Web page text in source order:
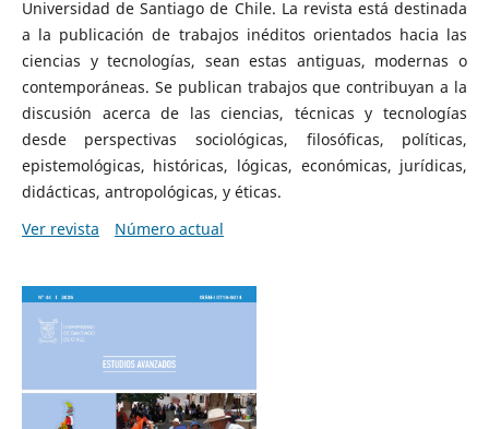
Universidad de Santiago de Chile. La revista está destinada
a la publicación de trabajos inéditos orientados hacia las
ciencias y tecnologías, sean estas antiguas, modernas o
contemporáneas. Se publican trabajos que contribuyan a la
discusión acerca de las ciencias, técnicas y tecnologías
desde perspectivas sociológicas, filosóficas, políticas,
epistemológicas, históricas, lógicas, económicas, jurídicas,
didácticas, antropológicas, y éticas.
Ver revista
Número actual